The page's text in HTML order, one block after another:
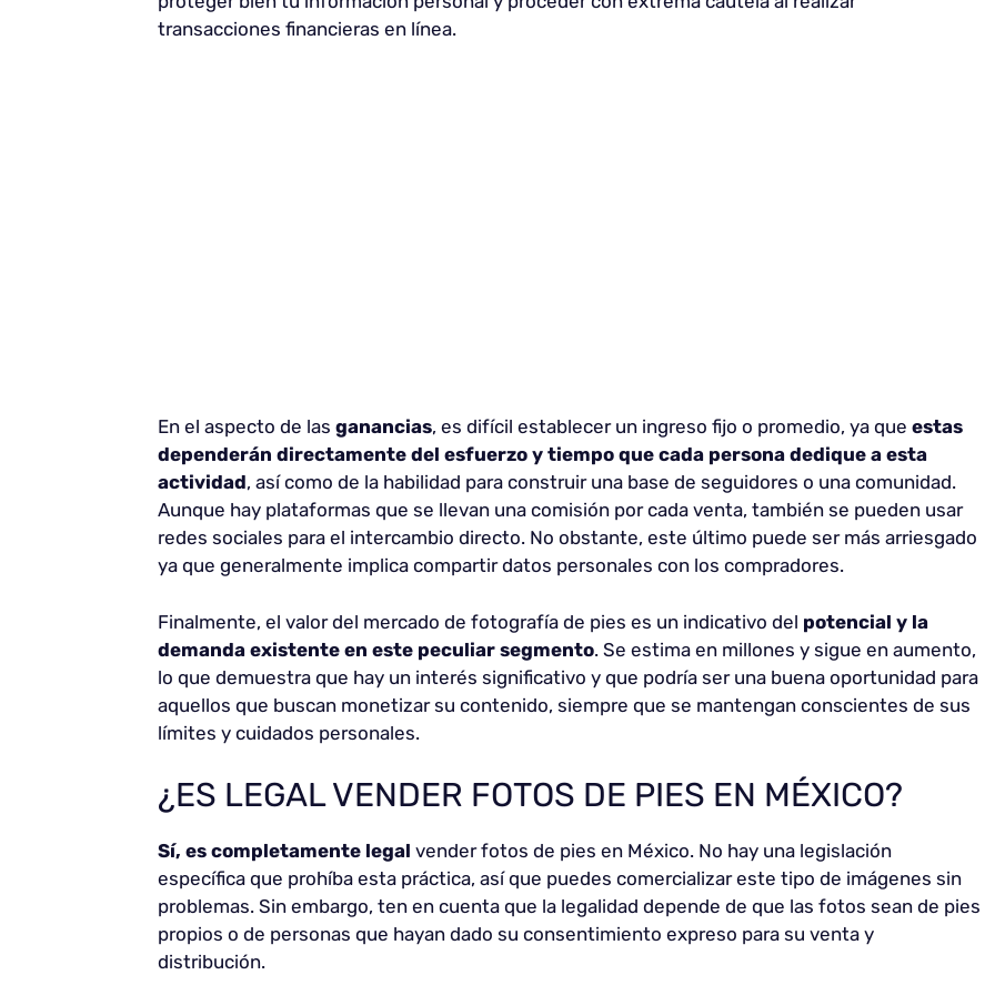
transacciones financieras en línea.
En el aspecto de las ganancias, es difícil establecer un ingreso fijo o promedio, ya que estas
dependerán directamente del esfuerzo y tiempo que cada persona dedique a esta
actividad, así como de la habilidad para construir una base de seguidores o una comunidad.
Aunque hay plataformas que se llevan una comisión por cada venta, también se pueden usar
redes sociales para el intercambio directo. No obstante, este último puede ser más arriesgado
ya que generalmente implica compartir datos personales con los compradores.
Finalmente, el valor del mercado de fotografía de pies es un indicativo del potencial y la
demanda existente en este peculiar segmento. Se estima en millones y sigue en aumento,
lo que demuestra que hay un interés significativo y que podría ser una buena oportunidad para
aquellos que buscan monetizar su contenido, siempre que se mantengan conscientes de sus
límites y cuidados personales.
¿ES LEGAL VENDER FOTOS DE PIES EN MÉXICO?
Sí, es completamente legal vender fotos de pies en México. No hay una legislación
específica que prohíba esta práctica, así que puedes comercializar este tipo de imágenes sin
problemas. Sin embargo, ten en cuenta que la legalidad depende de que las fotos sean de pies
propios o de personas que hayan dado su consentimiento expreso para su venta y
distribución.